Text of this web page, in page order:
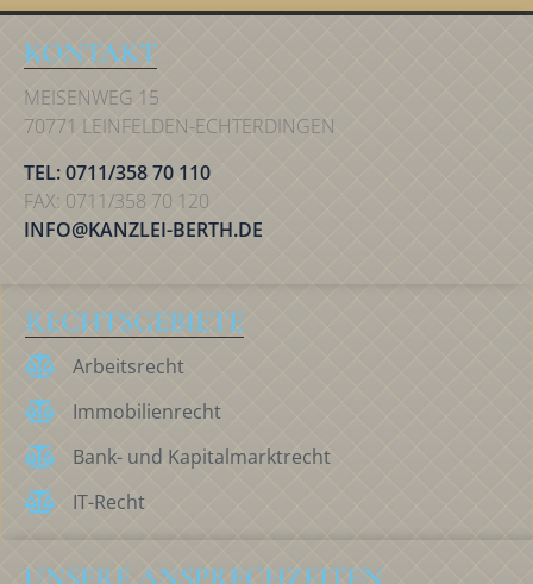
KONTAKT
MEISENWEG 15
70771 LEINFELDEN-ECHTERDINGEN
TEL: 0711/358 70 110
FAX: 0711/358 70 120
INFO@KANZLEI-BERTH.DE
RECHTSGEBIETE
Arbeitsrecht
Immobilienrecht
Bank- und Kapitalmarktrecht
IT-Recht